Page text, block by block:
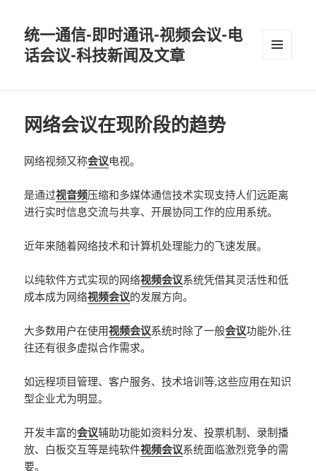
统一通信-即时通讯-视频会议-电
话会议-科技新闻及文章
网络会议在现阶段的趋势
网络视频又称会议电视。
是通过视音频压缩和多媒体通信技术实现支持人们远距离
进行实时信息交流与共享、开展协同工作的应用系统。
近年来随着网络技术和计算机处理能力的飞速发展。
以纯软件方式实现的网络视频会议系统凭借其灵活性和低
成本成为网络视频会议的发展方向。
大多数用户在使用视频会议系统时除了一般会议功能外,往
往还有很多虚拟合作需求。
如远程项目管理、客户服务、技术培训等,这些应用在知识
型企业尤为明显。
开发丰富的会议辅助功能如资料分发、投票机制、录制播
放、白板交互等是纯软件视频会议系统面临激烈竞争的需
要。